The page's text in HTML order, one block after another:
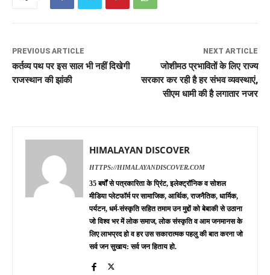
PREVIOUS ARTICLE
कर्तव्य पथ पर इस साल भी नहीं दिखेगी
राजस्थान की झांकी
NEXT ARTICLE
जोशीमठ प्रभावितों के लिए राज्य
सरकार कर रही है हर संभव व्यवस्थाएं,
सीएम धामी की है लगातार नजर
HIMALAYAN DISCOVER
HTTPS://HIMALAYANDISCOVER.COM
35 बर्षों से पत्रकारिता के प्रिंट, इलेक्ट्रॉनिक व सोशल
मीडिया प्लेटफॉर्म पर सामाजिक, आर्थिक, राजनैतिक, धार्मिक,
पर्यटन, धर्म-संस्कृति सहित तमाम उन मुद्दों को बेबाकी से उठाना
जो विश्व भर में लोक समाज, लोक संस्कृति व आम जनमानस के
लिए लाभप्रद हो व हर उस सकारात्मक पहलु की बात करना जो
सर्व जन सुखाय: सर्व जन हिताय हो.